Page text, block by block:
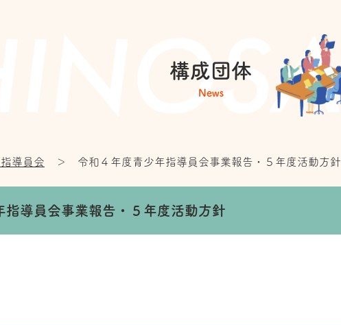
構成団体
News
導員会 ＞ 令和４年度青少年指導員会事業報告・５年度活動方針
指導員会事業報告・５年度活動方針